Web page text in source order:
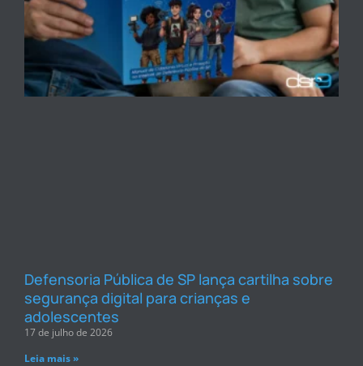
Defensoria Pública de SP lança cartilha sobre
segurança digital para crianças e
adolescentes
17 de julho de 2026
Leia mais »